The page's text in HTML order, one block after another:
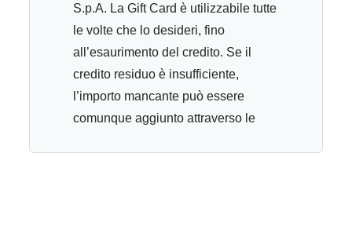
S.p.A. La Gift Card è utilizzabile tutte
le volte che lo desideri, fino
all’esaurimento del credito. Se il
credito residuo è insufficiente,
l’importo mancante può essere
comunque aggiunto attraverso le